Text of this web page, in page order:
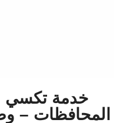
خدمة تكسي
المحافظات – وصول